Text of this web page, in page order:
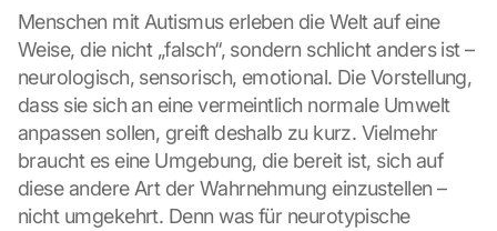
Menschen mit Autismus erleben die Welt auf eine
Weise, die nicht „falsch“, sondern schlicht anders ist –
neurologisch, sensorisch, emotional. Die Vorstellung,
dass sie sich an eine vermeintlich normale Umwelt
anpassen sollen, greift deshalb zu kurz. Vielmehr
braucht es eine Umgebung, die bereit ist, sich auf
diese andere Art der Wahrnehmung einzustellen –
nicht umgekehrt. Denn was für neurotypische